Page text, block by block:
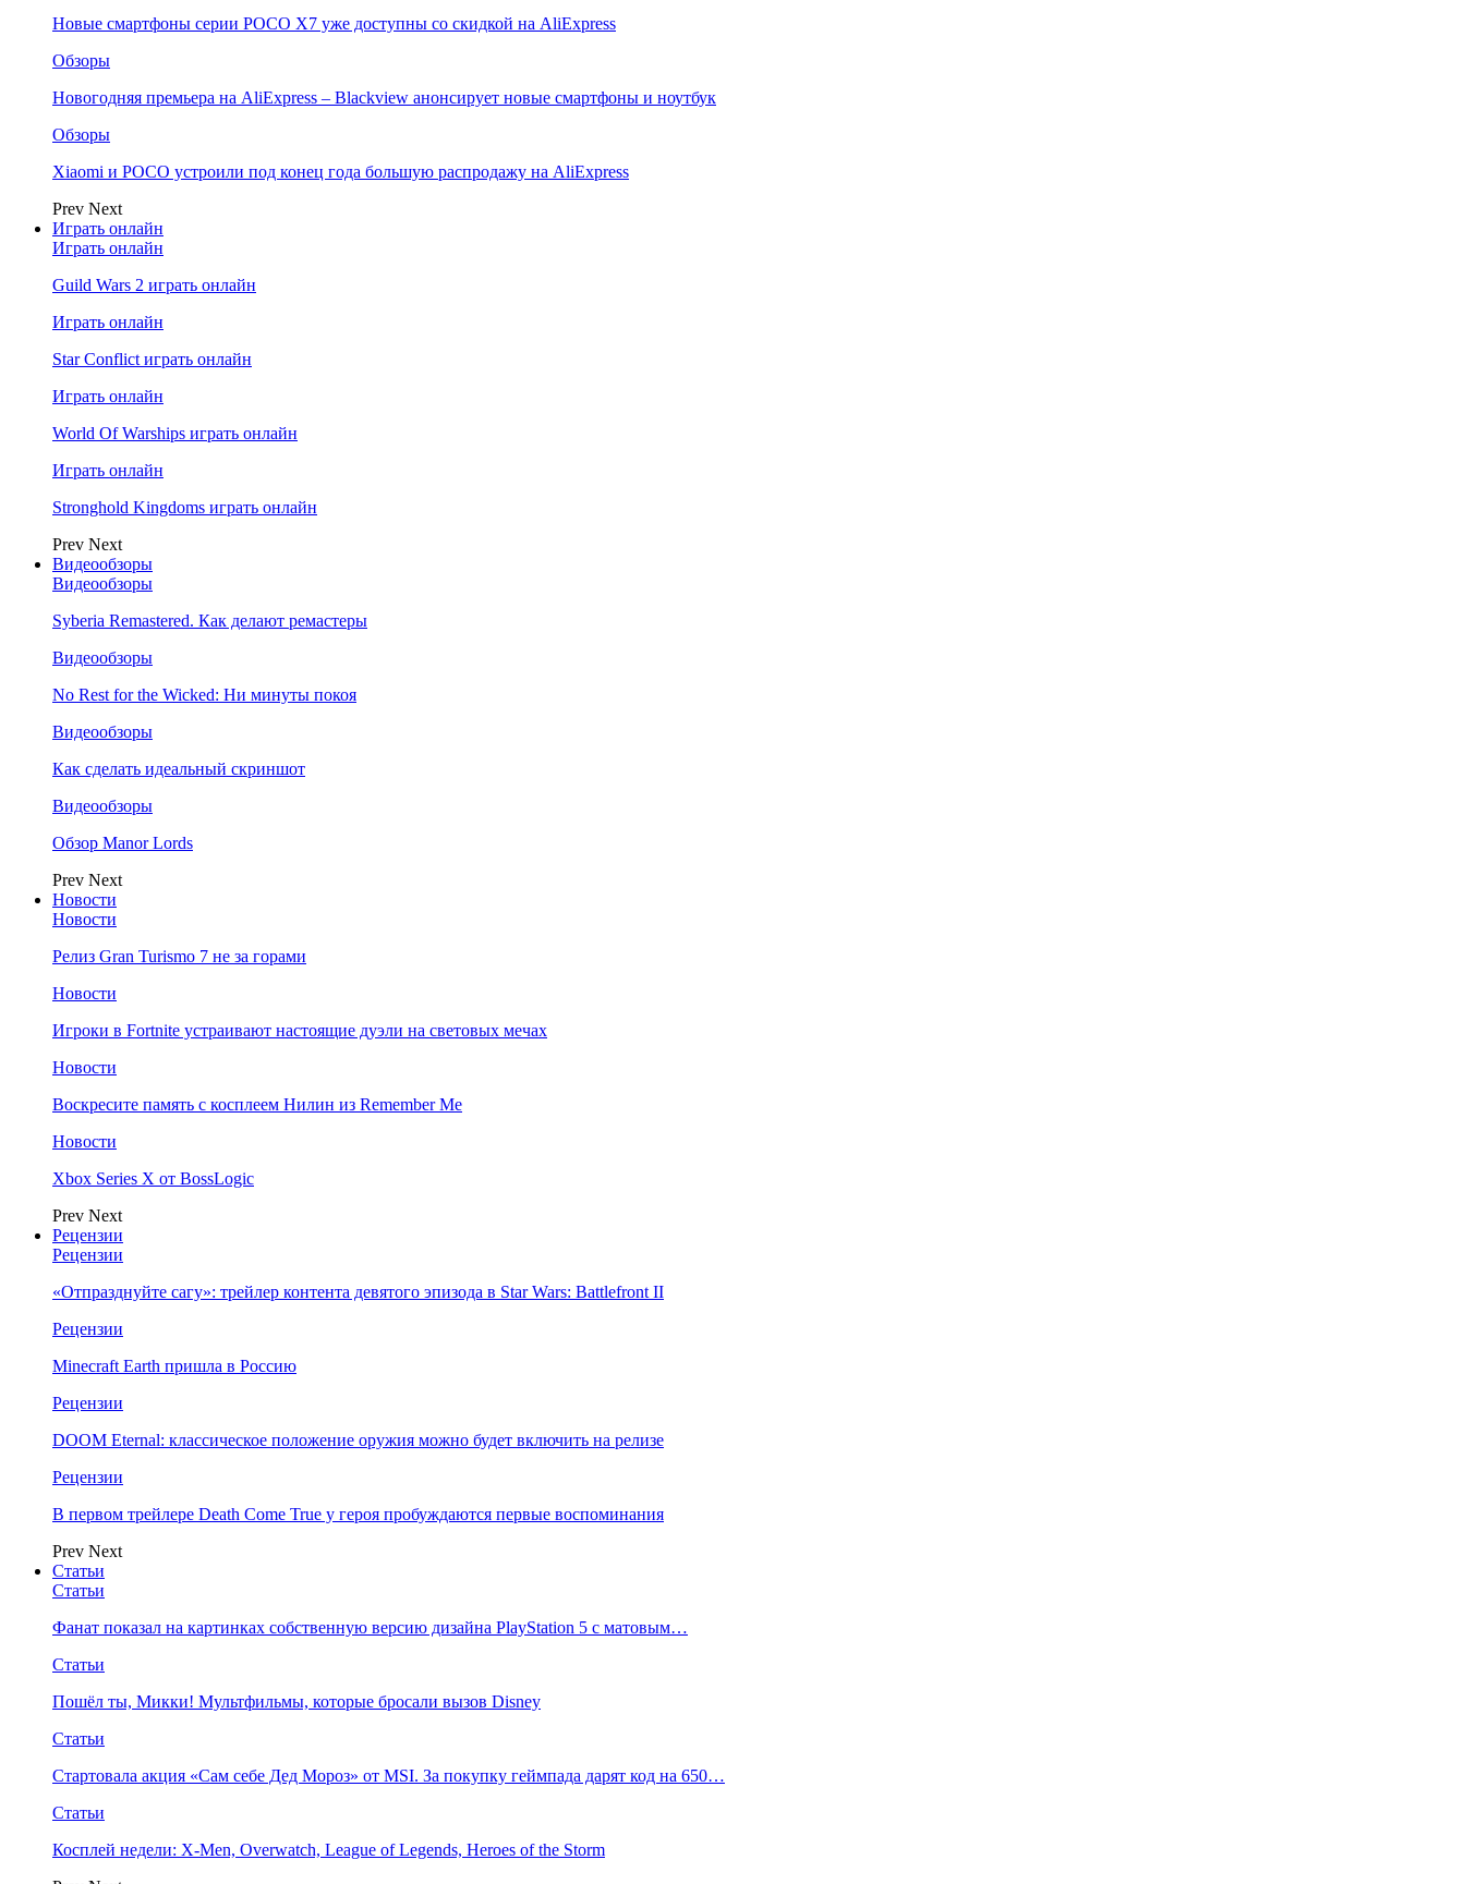
Новые смартфоны серии POCO X7 уже доступны со скидкой на AliExpress
Обзоры
Новогодняя премьера на AliExpress – Blackview анонсирует новые смартфоны и ноутбук
Обзоры
Xiaomi и POCO устроили под конец года большую распродажу на AliExpress
Prev Next
Играть онлайн
Играть онлайн
Guild Wars 2 играть онлайн
Играть онлайн
Star Conflict играть онлайн
Играть онлайн
World Of Warships играть онлайн
Играть онлайн
Stronghold Kingdoms играть онлайн
Prev Next
Видеообзоры
Видеообзоры
Syberia Remastered. Как делают ремастеры
Видеообзоры
No Rest for the Wicked: Ни минуты покоя
Видеообзоры
Как сделать идеальный скриншот
Видеообзоры
Обзор Manor Lords
Prev Next
Новости
Новости
Релиз Gran Turismo 7 не за горами
Новости
Игроки в Fortnite устраивают настоящие дуэли на световых мечах
Новости
Воскресите память с косплеем Нилин из Remember Me
Новости
Xbox Series X от BossLogic
Prev Next
Рецензии
Рецензии
«Отпразднуйте сагу»: трейлер контента девятого эпизода в Star Wars: Battlefront II
Рецензии
Minecraft Earth пришла в Россию
Рецензии
DOOM Eternal: классическое положение оружия можно будет включить на релизе
Рецензии
В первом трейлере Death Come True у героя пробуждаются первые воспоминания
Prev Next
Статьи
Статьи
Фанат показал на картинках собственную версию дизайна PlayStation 5 с матовым…
Статьи
Пошёл ты, Микки! Мультфильмы, которые бросали вызов Disney
Статьи
Стартовала акция «Сам себе Дед Мороз» от MSI. За покупку геймпада дарят код на 650…
Статьи
Косплей недели: X-Men, Overwatch, League of Legends, Heroes of the Storm